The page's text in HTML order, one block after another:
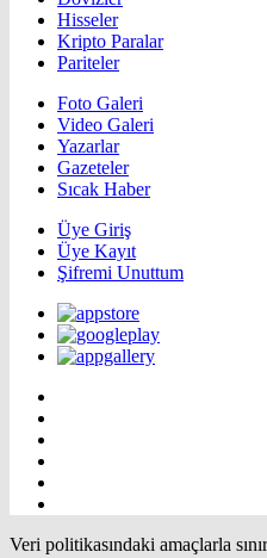
Hisseler
Kripto Paralar
Pariteler
Foto Galeri
Video Galeri
Yazarlar
Gazeteler
Sıcak Haber
Üye Giriş
Üye Kayıt
Şifremi Unuttum
Veri politikasındaki amaçlarla